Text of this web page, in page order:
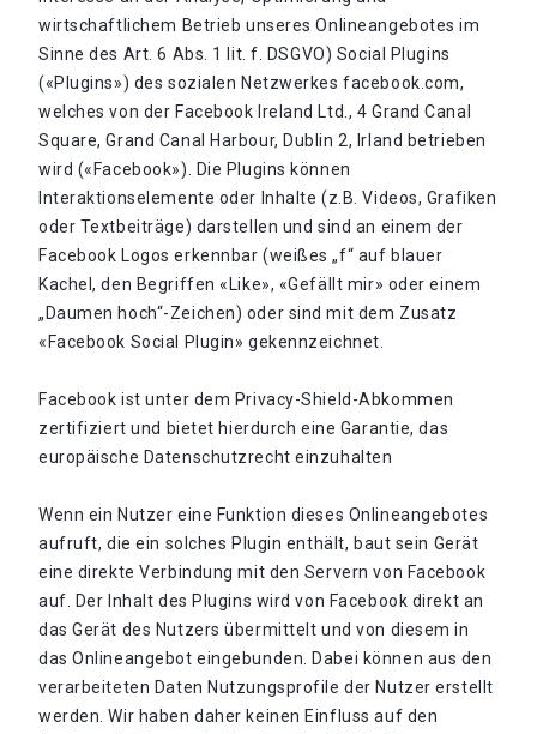
wirtschaftlichem Betrieb unseres Onlineangebotes im
Sinne des Art. 6 Abs. 1 lit. f. DSGVO) Social Plugins
(«Plugins») des sozialen Netzwerkes facebook.com,
welches von der Facebook Ireland Ltd., 4 Grand Canal
Square, Grand Canal Harbour, Dublin 2, Irland betrieben
wird («Facebook»). Die Plugins können
Interaktionselemente oder Inhalte (z.B. Videos, Grafiken
oder Textbeiträge) darstellen und sind an einem der
Facebook Logos erkennbar (weißes „f“ auf blauer
Kachel, den Begriffen «Like», «Gefällt mir» oder einem
„Daumen hoch“-Zeichen) oder sind mit dem Zusatz
«Facebook Social Plugin» gekennzeichnet.
Facebook ist unter dem Privacy-Shield-Abkommen
zertifiziert und bietet hierdurch eine Garantie, das
europäische Datenschutzrecht einzuhalten
Wenn ein Nutzer eine Funktion dieses Onlineangebotes
aufruft, die ein solches Plugin enthält, baut sein Gerät
eine direkte Verbindung mit den Servern von Facebook
auf. Der Inhalt des Plugins wird von Facebook direkt an
das Gerät des Nutzers übermittelt und von diesem in
das Onlineangebot eingebunden. Dabei können aus den
verarbeiteten Daten Nutzungsprofile der Nutzer erstellt
werden. Wir haben daher keinen Einfluss auf den